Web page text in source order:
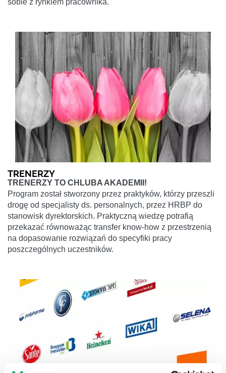
sobie z rynkiem pracownika.
TRENERZY
TRENERZY TO CHLUBA AKADEMII!
Program został stworzony przez praktyków, którzy przeszli
drogę od specjalisty ds. personalnych, przez HRBP do
stanowisk dyrektorskich. Praktyczną wiedzę potrafią
przekazać równoważąc transfer know-how z przestrzenią
na dopasowanie rozwiązań do specyfiki pracy
poszczególnych uczestników.